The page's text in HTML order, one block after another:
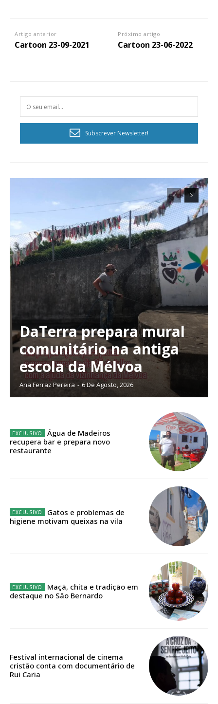
Planos de Assinatura
Faça-se assinante do Região de Cister e ajude-nos a manter este serviço
Artigo anterior
Cartoon 23-09-2021
Próximo artigo
Cartoon 23-06-2022
Subscrever Newsletter!
DaTerra prepara mural
comunitário na antiga
escola da Mélvoa
Ana Ferraz Pereira - 6 De Agosto, 2026
Água de Madeiros
recupera bar e prepara novo
restaurante
Gatos e problemas de
higiene motivam queixas na vila
Maçã, chita e tradição em
destaque no São Bernardo
Festival internacional de cinema
cristão conta com documentário de
Rui Caria